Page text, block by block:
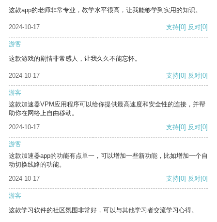
这款app的老师非常专业，教学水平很高，让我能够学到实用的知识。
2024-10-17 支持[0] 反对[0]
游客
这款游戏的剧情非常感人，让我久久不能忘怀。
2024-10-17 支持[0] 反对[0]
游客
这款加速器VPM应用程序可以给你提供最高速度和安全性的连接，并帮
助你在网络上自由移动。
2024-10-17
支持[0] 反对[0]
游客
这款加速器app的功能有点单一，可以增加一些新功能，比如增加一个自
动切换线路的功能。
2024-10-17
支持[0] 反对[0]
游客
这款学习软件的社区氛围非常好，可以与其他学习者交流学习心得。